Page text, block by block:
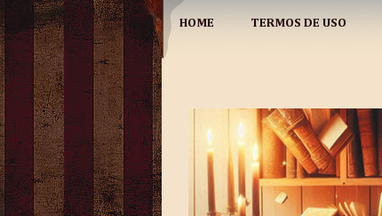
HOME TERMOS DE USO